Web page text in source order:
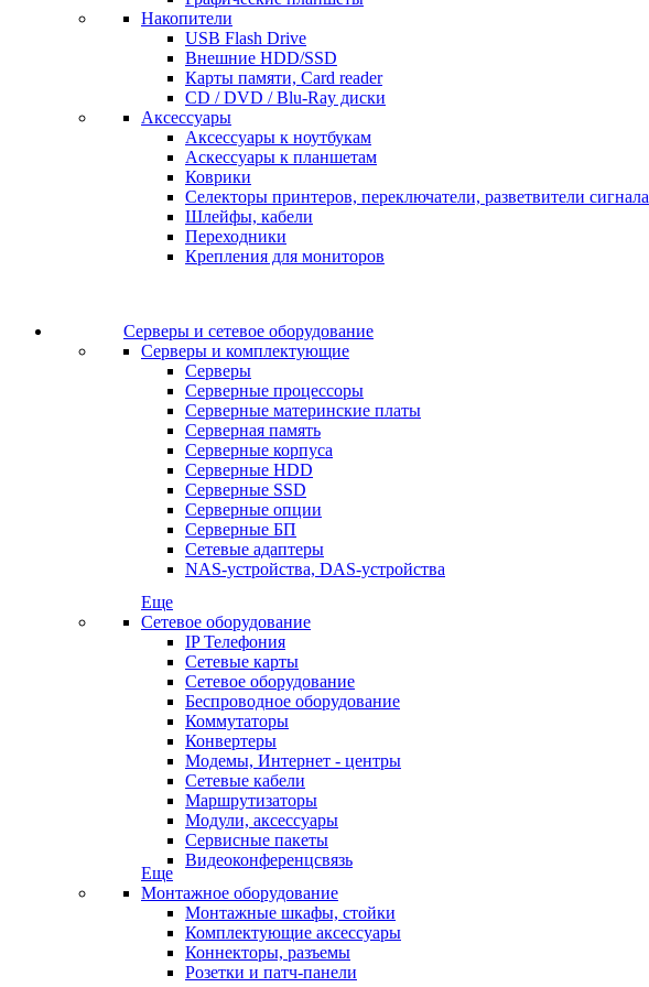
Накопители
USB Flash Drive
Внешние HDD/SSD
Карты памяти, Card reader
CD / DVD / Blu-Ray диски
Аксессуары
Аксессуары к ноутбукам
Аскессуары к планшетам
Коврики
Селекторы принтеров, переключатели, разветвители сигнала
Шлейфы, кабели
Переходники
Крепления для мониторов
Серверы и сетевое оборудование
Серверы и комплектующие
Серверы
Серверные процессоры
Серверные материнские платы
Серверная память
Серверные корпуса
Серверные HDD
Серверные SSD
Серверные опции
Серверные БП
Сетевые адаптеры
NAS-устройства, DAS-устройства
Еще
Сетевое оборудование
IP Телефония
Сетевые карты
Сетевое оборудование
Беспроводное оборудование
Коммутаторы
Конвертеры
Модемы, Интернет - центры
Сетевые кабели
Маршрутизаторы
Модули, аксессуары
Сервисные пакеты
Видеоконференцсвязь
Еще
Монтажное оборудование
Монтажные шкафы, стойки
Комплектующие аксессуары
Коннекторы, разъемы
Розетки и патч-панели